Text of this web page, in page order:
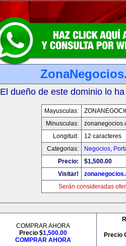
El dueño de este dominio lo
Mayusculas:
Minusculas:
Longitud:
12 caracteres
Categorias:
Negocios,
Precio:
$1,500.00
Visitar!
Serán consideradas
COMPRAR AHORA
Precio $1,500.00
COMPRAR AHORA
Precio